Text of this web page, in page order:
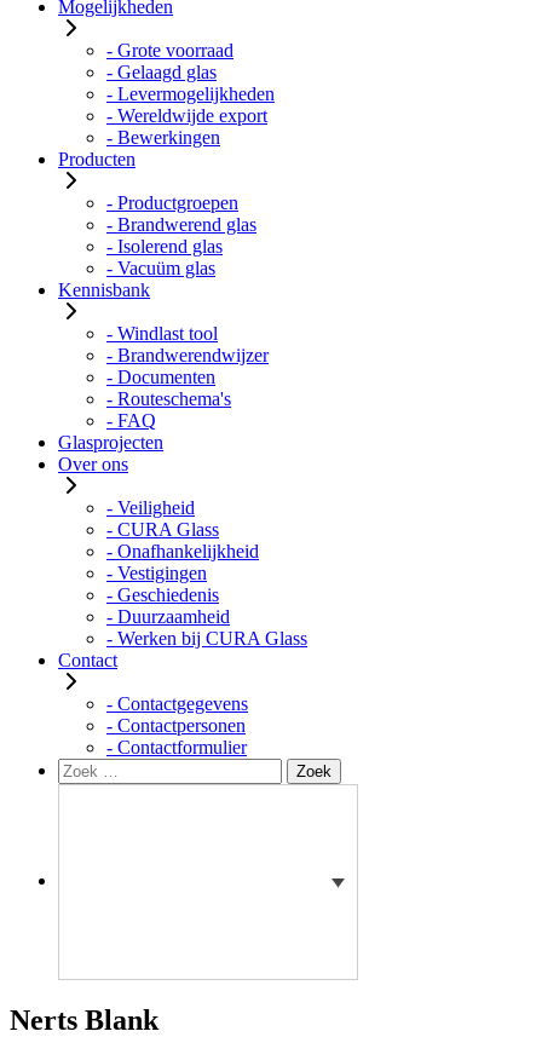
Mogelijkheden
- Grote voorraad
- Gelaagd glas
- Levermogelijkheden
- Wereldwijde export
- Bewerkingen
Producten
- Productgroepen
- Brandwerend glas
- Isolerend glas
- Vacuüm glas
Kennisbank
- Windlast tool
- Brandwerendwijzer
- Documenten
- Routeschema's
- FAQ
Glasprojecten
Over ons
- Veiligheid
- CURA Glass
- Onafhankelijkheid
- Vestigingen
- Geschiedenis
- Duurzaamheid
- Werken bij CURA Glass
Contact
- Contactgegevens
- Contactpersonen
- Contactformulier
Zoeken
naar:
Zoek
Nerts Blank